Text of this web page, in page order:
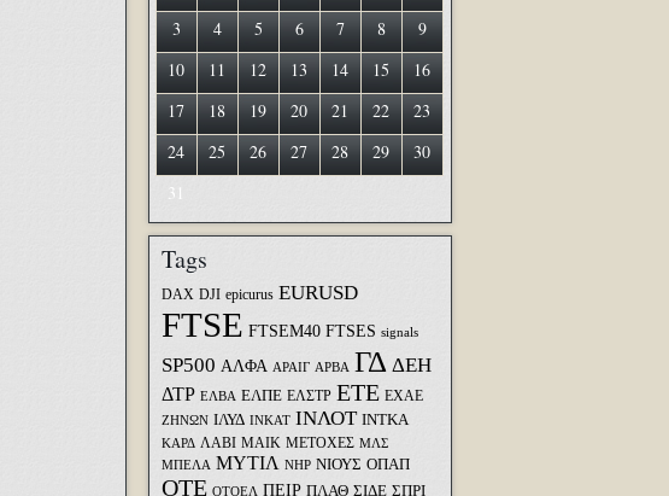
3
4 5 6 7 8
9
10
11 12 13 14 15
16
17
18 19 20 21 22
23
24
25 26 27 28 29
30
31
Tags
DAX DJI epicurus EURUSD
FTSE FTSEM40 FTSES signals
SP500 ΑΛΦΑ ΑΡΑΙΓ ΑΡΒΑ ΓΔ ΔΕΗ
ΔΤΡ ΕΛΒΑ ΕΛΠΕ ΕΛΣΤΡ ΕΤΕ ΕΧΑΕ
ΖΗΝΩΝ ΙΛΥΔ ΙΝΚΑΤ ΙΝΛΟΤ ΙΝΤΚΑ
ΚΑΡΔ ΛΑΒΙ ΜΑΙΚ ΜΕΤΟΧΕΣ ΜΛΣ
ΜΠΕΛΑ ΜΥΤΙΛ ΝΗΡ ΝΙΟΥΣ ΟΠΑΠ
ΟΤΕ ΟΤΟΕΛ ΠΕΙΡ ΠΛΑΘ ΣΙΔΕ ΣΠΡΙ